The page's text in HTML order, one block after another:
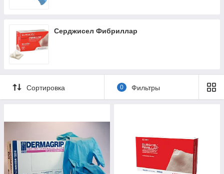
Серджисел Фибриллар
Сортировка 0 Фильтры